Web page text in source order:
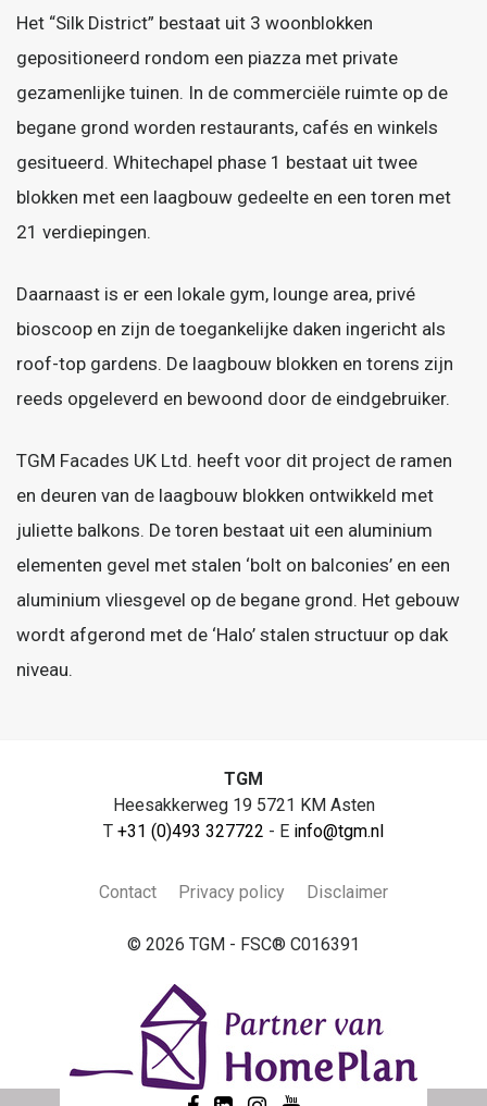
Het “Silk District” bestaat uit 3 woonblokken
gepositioneerd rondom een piazza met private
gezamenlijke tuinen. In de commerciële ruimte op de
begane grond worden restaurants, cafés en winkels
gesitueerd. Whitechapel phase 1 bestaat uit twee
blokken met een laagbouw gedeelte en een toren met
21 verdiepingen.
Daarnaast is er een lokale gym, lounge area, privé
bioscoop en zijn de toegankelijke daken ingericht als
roof-top gardens. De laagbouw blokken en torens zijn
reeds opgeleverd en bewoond door de eindgebruiker.
TGM Facades UK Ltd. heeft voor dit project de ramen
en deuren van de laagbouw blokken ontwikkeld met
juliette balkons. De toren bestaat uit een aluminium
elementen gevel met stalen ‘bolt on balconies’ en een
aluminium vliesgevel op de begane grond. Het gebouw
wordt afgerond met de ‘Halo’ stalen structuur op dak
niveau.
TGM
Heesakkerweg 19 5721 KM Asten
T +31 (0)493 327722 - E info@tgm.nl
Contact Privacy policy Disclaimer
© 2026 TGM - FSC® C016391